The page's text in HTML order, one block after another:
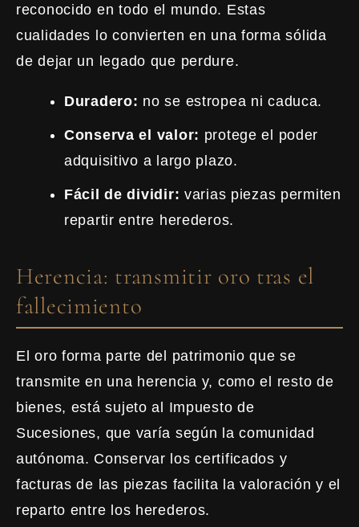
reconocido en todo el mundo. Estas
cualidades lo convierten en una forma sólida
de dejar un legado que perdure.
Duradero: no se estropea ni caduca.
Conserva el valor: protege el poder
adquisitivo a largo plazo.
Fácil de dividir: varias piezas permiten
repartir entre herederos.
Herencia: transmitir oro tras el
fallecimiento
El oro forma parte del patrimonio que se
transmite en una herencia y, como el resto de
bienes, está sujeto al Impuesto de
Sucesiones, que varía según la comunidad
autónoma. Conservar los certificados y
facturas de las piezas facilita la valoración y el
reparto entre los herederos.